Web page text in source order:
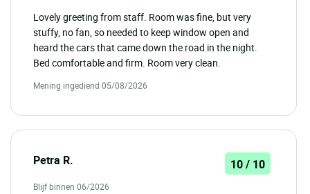
Lovely greeting from staff. Room was fine, but very
stuffy, no fan, so needed to keep window open and
heard the cars that came down the road in the night.
Bed comfortable and firm. Room very clean.
Mening ingediend 05/08/2026
Petra R. 10 / 10
Blijf binnen 06/2026